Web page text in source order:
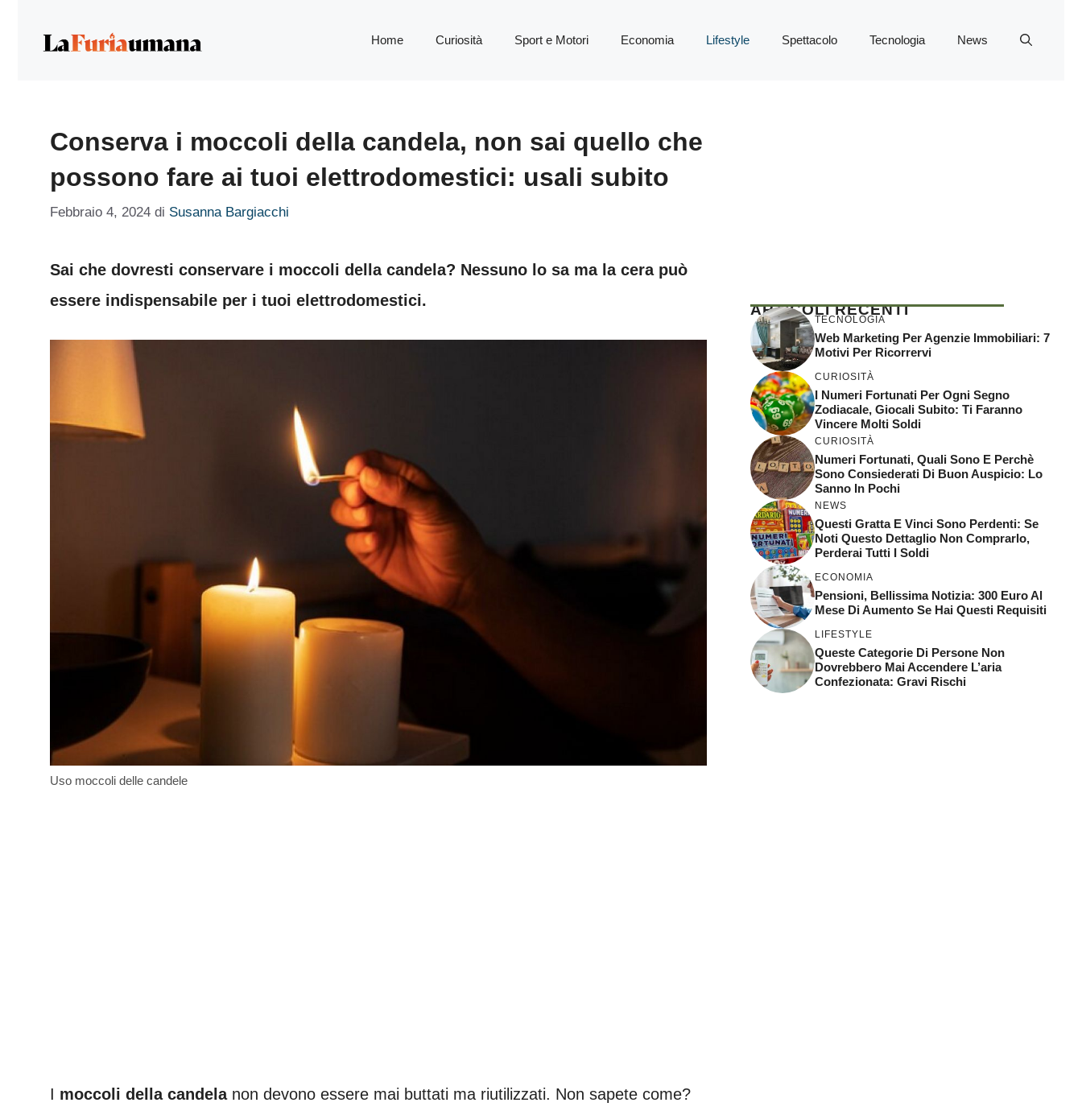
Home Curiosità Sport e Motori Economia Lifestyle Spettacolo Tecnologia News
Conserva i moccoli della candela, non sai quello che
possono fare ai tuoi elettrodomestici: usali subito
Febbraio 4, 2024 di Susanna Bargiacchi
Sai che dovresti conservare i moccoli della candela? Nessuno lo sa ma la cera può
essere indispensabile per i tuoi elettrodomestici.
Uso moccoli delle candele
I moccoli della candelanon devono essere mai buttati ma riutilizzati. Non sapete come?
ARTICOLI RECENTI
TECNOLOGIA
Web Marketing Per Agenzie Immobiliari: 7
Motivi Per Ricorrervi
CURIOSITÀ
I Numeri Fortunati Per Ogni Segno
Zodiacale, Giocali Subito: Ti Faranno
Vincere Molti Soldi
CURIOSITÀ
Numeri Fortunati, Quali Sono E Perchè
Sono Consiederati Di Buon Auspicio: Lo
Sanno In Pochi
NEWS
Questi Gratta E Vinci Sono Perdenti: Se
Noti Questo Dettaglio Non Comprarlo,
Perderai Tutti I Soldi
ECONOMIA
Pensioni, Bellissima Notizia: 300 Euro Al
Mese Di Aumento Se Hai Questi Requisiti
LIFESTYLE
Queste Categorie Di Persone Non
Dovrebbero Mai Accendere L’aria
Confezionata: Gravi Rischi